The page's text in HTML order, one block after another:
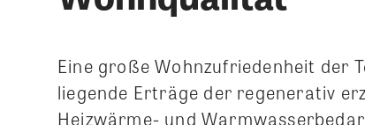
Eine große Wohnzufriedenheit der
liegende Erträge der regenerativ
Heizwärme- und